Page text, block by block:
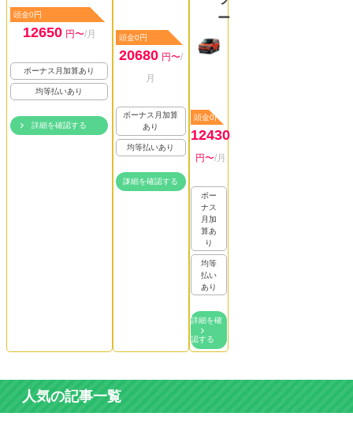
頭金0円
12650 円〜/月
ボーナス月加算あり
均等払いあり
詳細を確認する
頭金0円
20680 円〜/
月
ボーナス月加算
あり
均等払いあり
詳細を確認する
ー
頭金0円
12430
円〜/月
ボー
ナス
月加
算あ
り
均等
払い
あり
詳細を確
認する
人気の記事一覧